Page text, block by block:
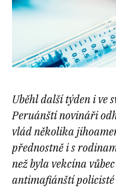
Uběhl další týden i ve
Peruánští novináři
vlád několika
přednostně i s
než byla vekcína
antimafiánští